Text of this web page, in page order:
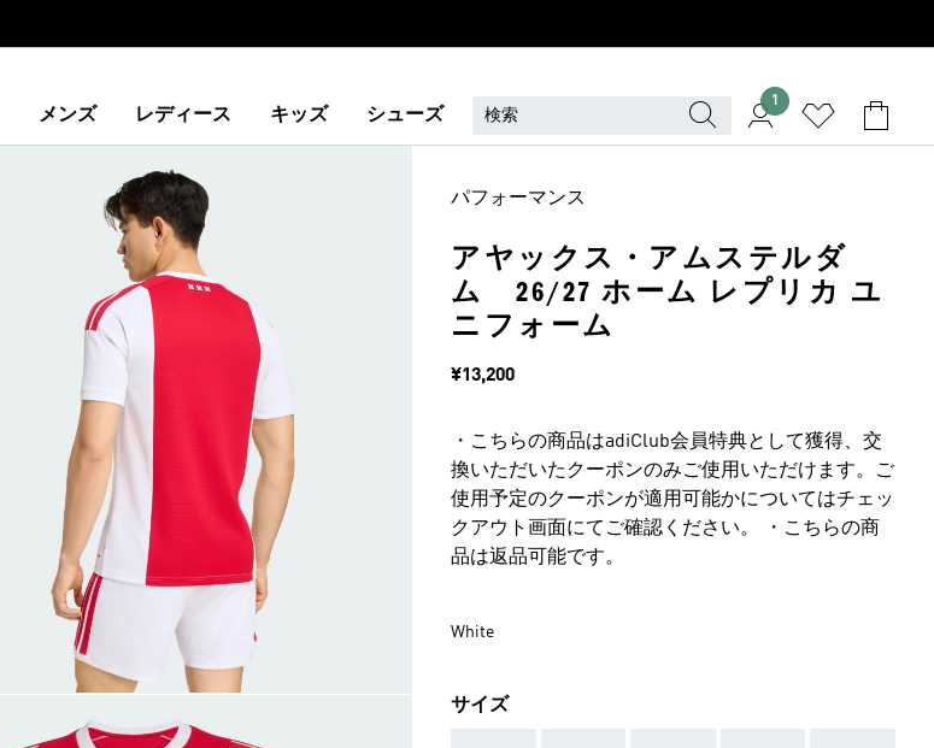
メンズ レディース キッズ シューズ
1
パフォーマンス
アヤックス・アムステルダ
ム 26/27 ホーム レプリカ ユ
ニフォーム
価格
¥13,200
・こちらの商品はadiClub会員特典として獲得、交
換いただいたクーポンのみご使用いただけます。ご
使用予定のクーポンが適用可能かについてはチェッ
クアウト画面にてご確認ください。 ・こちらの商
品は返品可能です。
White
サイズ